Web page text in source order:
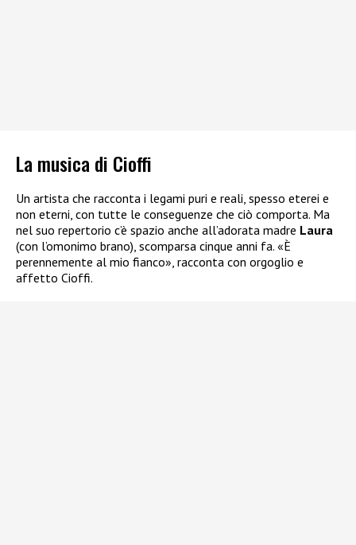
La musica di Cioffi
Un artista che racconta i legami puri e reali, spesso eterei e
non eterni, con tutte le conseguenze che ciò comporta. Ma
nel suo repertorio c’è spazio anche all’adorata madre Laura
(con l’omonimo brano), scomparsa cinque anni fa. «È
perennemente al mio fianco», racconta con orgoglio e
affetto Cioffi.